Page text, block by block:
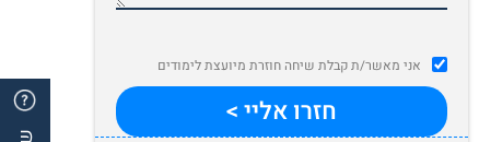
אני מאשר/ת קבלת שיחה חוזרת מיועצת לימודים